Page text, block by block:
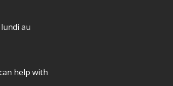
au
help with